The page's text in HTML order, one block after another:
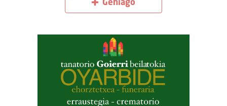
Gehiago